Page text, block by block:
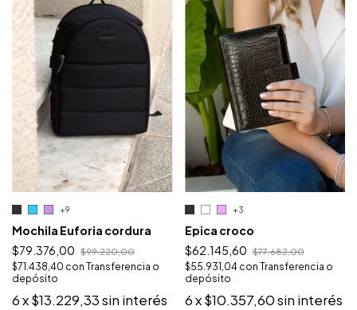
+9
Mochila Euforia cordura
$79.376,00
$99.220,00
$71.438,40 con Transferencia o
depósito
6x$13.229,33sin interés
+3
Epica croco
$62.145,60 $77.682,00
$55.931,04 con Transferencia o
depósito
6x$10.357,60sin interés